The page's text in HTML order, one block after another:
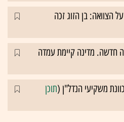
הצוואה: בן הזוג זכה
חדשה. מדינה קיימת עמדה
משקיעי הנדל"ן (תוכן